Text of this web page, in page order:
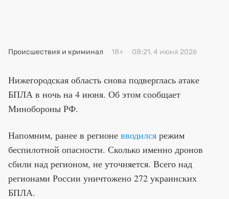
Происшествия и криминал 18+ 08:21, 4 июня 2026
Нижегородская область снова подверглась атаке
БПЛА в ночь на 4 июня. Об этом сообщает
Минобороны РФ.
Напомним, ранее в регионе вводился режим
беспилотной опасности. Сколько именно дронов
сбили над регионом, не уточняется. Всего над
регионами России уничтожено 272 украинских
БПЛА.